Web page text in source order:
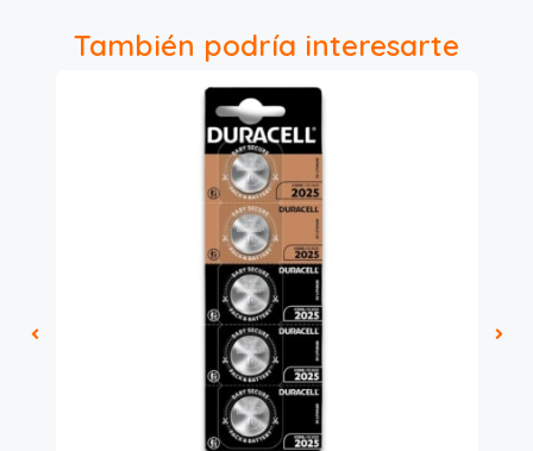
También podría interesarte